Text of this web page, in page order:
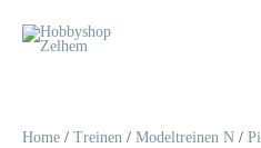
naar
Home / Treinen / Modeltreinen N /